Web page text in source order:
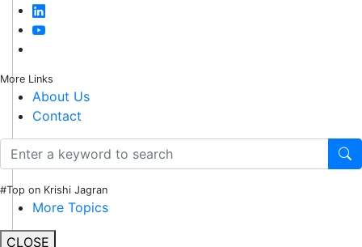
More Links
About Us
Contact
#Top on Krishi Jagran
More Topics
CLOSE